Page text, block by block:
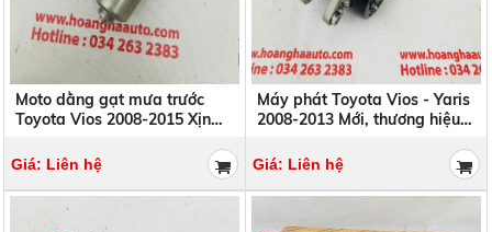
Moto dằng gạt mưa trước
Toyota Vios 2008-2015 Xịn
851100D260
Giá: Liên hệ
Máy phát Toyota Vios - Yaris
2008-2013 Mới, thương hiệu
1042109220+
Giá: Liên hệ